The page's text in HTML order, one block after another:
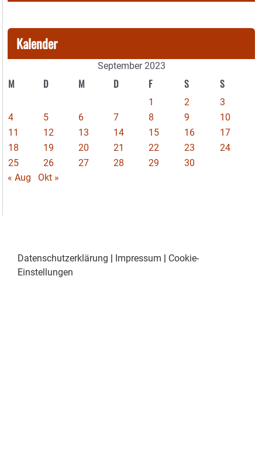
Kalender
September 2023
M D M D F S S
1 2
3
4
5 6 7 8 9
10
11
12 13 14 15 16
17
18
19 20 21 22 23
24
25
26 27 28 29
30
« Aug
Okt »
Datenschutzerklärung | Impressum | Cookie-
Einstellungen